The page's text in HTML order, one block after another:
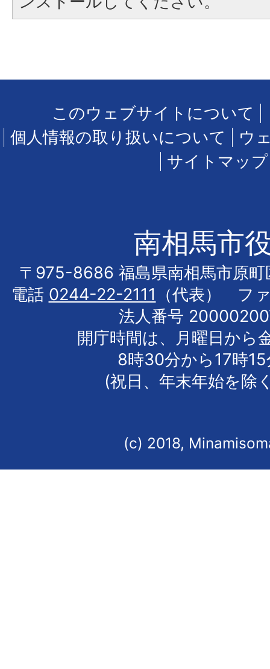
このウェブサイトについて
個人情報の取り扱いについて
ウ
サイトマップ
南相馬市
〒975-8686 福島県南相馬市原町
電話 0244-22-2111
（代表） フ
法人番号
開庁時間は、月曜日から
8時30分から17時
(祝日、年末年始を除
(c) 2018,